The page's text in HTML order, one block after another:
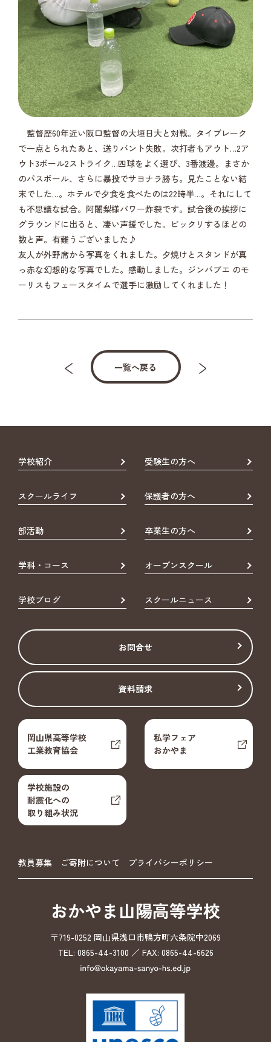
監督歴60年近い阪口監督の大垣日大と対戦。タイブレーク
で一点とられたあと、送りバント失敗。次打者もアウト…2ア
ウト3ボール2ストライク…四球をよく選び、3番渡邊。まさか
のパスボール、さらに暴投でサヨナラ勝ち。見たことない結
末でした…。ホテルで夕食を食べたのは22時半…。それにして
も不思議な試合。阿闍梨様パワー炸裂です。試合後の挨拶に
グラウンドに出ると、凄い声援でした。ビックリするほどの
数と声。有難うございました♪
友人が外野席から写真をくれました。夕焼けとスタンドが真
っ赤な幻想的な写真でした。感動しました。ジンバブエ のモ
ーリスもフェースタイムで選手に激励してくれました！
一覧へ戻る
学校紹介 受験生の方へ
スクールライフ 保護者の方へ
部活動 卒業生の方へ
学科・コース オープンスクール
学校ブログ スクールニュース
お問合せ
資料請求
岡山県高等学校
工業教育協会
私学フェア
おかやま
学校施設の
耐震化への
取り組み状況
教員募集 ご寄附について プライバシーポリシー
おかやま山陽高等学校
〒719-0252 岡山県浅口市鴨方町六条院中2069
TEL: 0865-44-3100 ／ FAX: 0865-44-6626